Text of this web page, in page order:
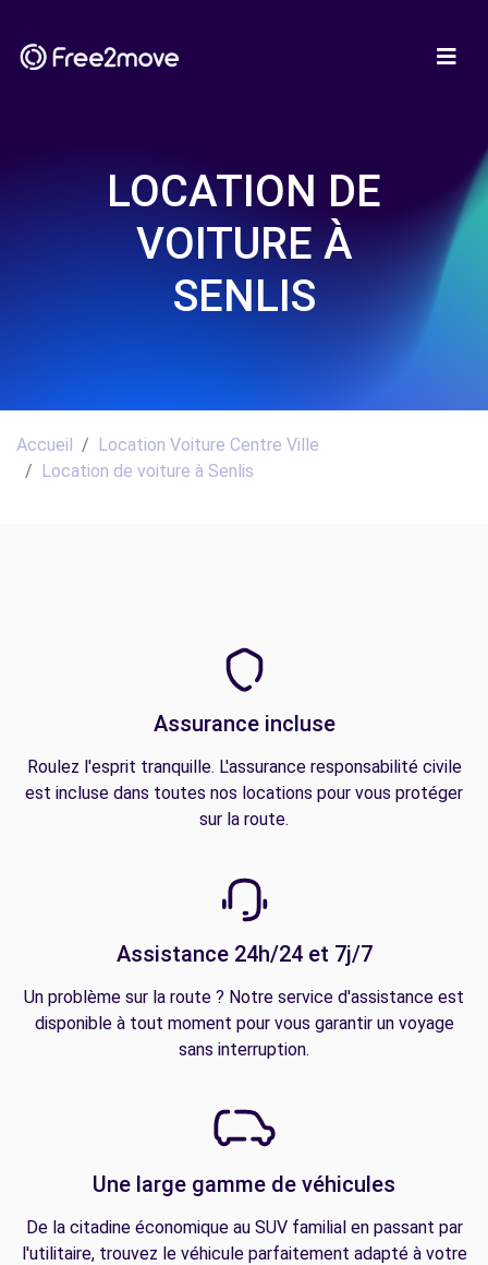
LOCATION DE
VOITURE À
SENLIS
Accueil
Location Voiture Centre Ville
Location de voiture à Senlis
Assurance incluse
Roulez l'esprit tranquille. L'assurance responsabilité civile
est incluse dans toutes nos locations pour vous protéger
sur la route.
Assistance 24h/24 et 7j/7
Un problème sur la route ? Notre service d'assistance est
disponible à tout moment pour vous garantir un voyage
sans interruption.
Une large gamme de véhicules
De la citadine économique au SUV familial en passant par
l'utilitaire, trouvez le véhicule parfaitement adapté à votre